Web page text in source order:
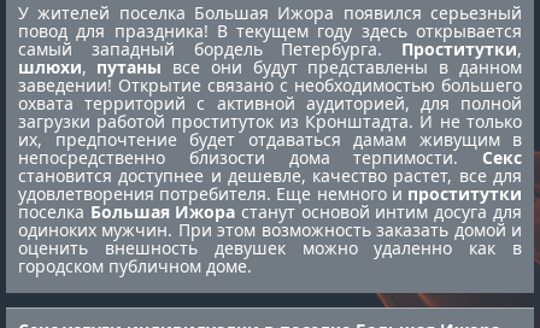
У жителей поселка Большая Ижора появился серьезный
повод для праздника! В текущем году здесь открывается
самый западный бордель Петербурга. Проститутки,
шлюхи, путаны все они будут представлены в данном
заведении! Открытие связано с необходимостью большего
охвата территорий с активной аудиторией, для полной
загрузки работой проституток из Кронштадта. И не только
их, предпочтение будет отдаваться дамам живущим в
непосредственно близости дома терпимости. Секс
становится доступнее и дешевле, качество растет, все для
удовлетворения потребителя. Еще немного и проститутки
поселка Большая Ижора станут основой интим досуга для
одиноких мужчин. При этом возможность заказать домой и
оценить внешность девушек можно удаленно как в
городском публичном доме.